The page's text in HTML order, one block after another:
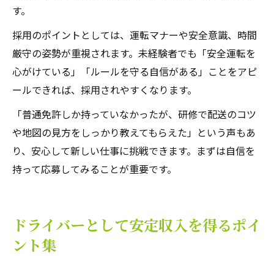
す。
採用のポイントとしては、運転マナーや安全意識、時間
厳守の姿勢が重視されます。未経験者でも「安全運転を
心がけている」「ルールを守る自信がある」ことをアピ
ールできれば、採用されやすくなります。
「普通免許しか持っていなかったが、研修で配送のコツ
や地図の見方をしっかり教えてもらえた」という声もあ
り、安心して新しい仕事に挑戦できます。まずは自信を
持って応募してみることが重要です。
ドライバーとして安定収入を得るポイ
ント集